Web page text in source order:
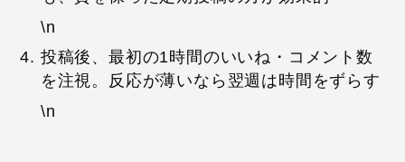
\n
投稿後、最初の1時間のいいね・コメント数
を注視。反応が薄いなら翌週は時間をずらす
\n